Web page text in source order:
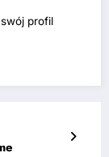
profil